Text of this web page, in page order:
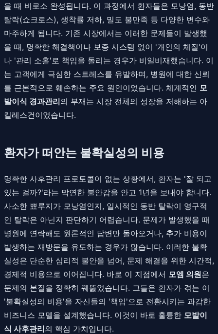
을 때 비로소 완성됩니다. 이 과정에서 환자들은 모낭염, 동반
탈락(쇼크로스), 생착률 저하, 밀도 불만족 등 다양한 변수와
마주하게 됩니다. 기존 시장에서는 이러한 문제들이 발생했
을 때, 명확한 해결책이나 보증 시스템 없이 '개인의 체질'이
나 '관리 소홀'로 책임을 돌리는 경우가 비일비재했습니다. 이
는 고객에게 극심한 스트레스를 유발하며, 병원에 대한 신뢰
를 근본적으로 훼손하는 주요 원인이었습니다. 체계적인 모
발이식 경과관리의 부재는 시장 전체의 성장을 저해하는 아
킬레스건이었습니다.
환자가 떠안는 불확실성의 비용
명확한 사후관리 프로토콜이 없는 상황에서, 환자는 '잘 되고
있는 걸까?'라는 막연한 불안감을 안고 1년을 보내야 합니다.
사소한 뾰루지가 모낭염인지, 일시적인 동반 탈락이 영구적
인 탈락은 아닌지 판단하기 어렵습니다. 문제가 발생했을 때
병원에 연락해도 원론적인 답변만 돌아오거나, 추가 비용이
발생하는 재방문을 유도하는 경우가 많습니다. 이러한 불확
실성은 단순한 심리적 불안을 넘어, 문제 해결을 위한 시간적,
경제적 비용으로 이어집니다. 바로 이 지점에서 모엠 의원은
문제의 본질을 정확히 꿰뚫었습니다. 그들은 환자가 겪는 이
'불확실성의 비용'을 자신들의 '책임'으로 전환시키는 과감한
비즈니스 모델을 설계했습니다. 이것이 바로 훌륭한 모발이
식 사후관리의 핵심 가치입니다.